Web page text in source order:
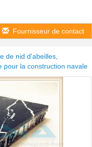
Fournisseur de contact
de nid d'abeilles,
pour la construction navale